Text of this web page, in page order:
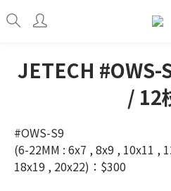
JETECH #OWS-
/ 12
#OWS-S9
(6-22MM : 6x7 , 8x9 , 10x11 ,
18x19 , 20x22)：$300